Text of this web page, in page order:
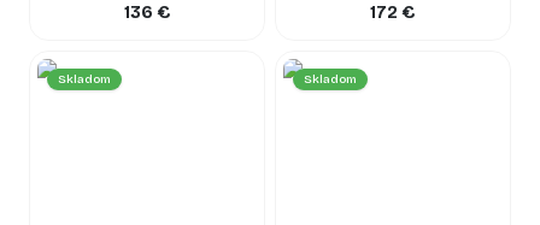
136 €
172 €
Skladom Skladom